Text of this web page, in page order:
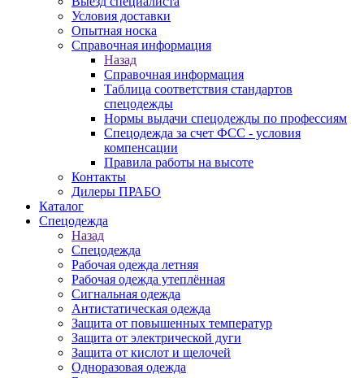
Условия доставки
Опытная носка
Справочная информация
Назад
Справочная информация
Таблица соответствия стандартов
спецодежды
Нормы выдачи спецодежды по профессиям
Спецодежда за счет ФСС - условия
компенсации
Правила работы на высоте
Контакты
Дилеры ПРАБО
Каталог
Спецодежда
Назад
Спецодежда
Рабочая одежда летняя
Рабочая одежда утеплённая
Сигнальная одежда
Антистатическая одежда
Защита от повышенных температур
Защита от электрической дуги
Защита от кислот и щелочей
Одноразовая одежда